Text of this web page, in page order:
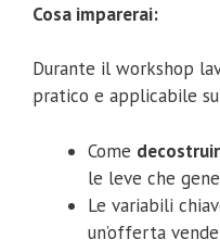
Cosa imparerai:
Durante il workshop
pratico e applicabile
Come
le leve che
Le variabili
un’offerta